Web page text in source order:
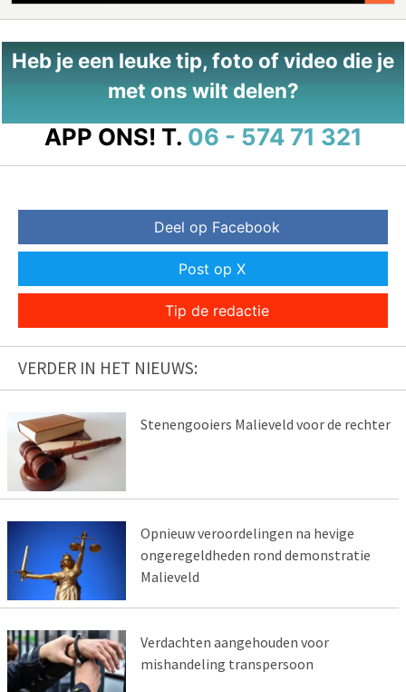
Heb je een leuke tip, foto of video die je
met ons wilt delen?
APP ONS! T. 06 - 574 71 321
Deel op Facebook
Post op X
Tip de redactie
VERDER IN HET NIEUWS:
Stenengooiers Malieveld voor de rechter
Opnieuw veroordelingen na hevige
ongeregeldheden rond demonstratie
Malieveld
Verdachten aangehouden voor
mishandeling transpersoon